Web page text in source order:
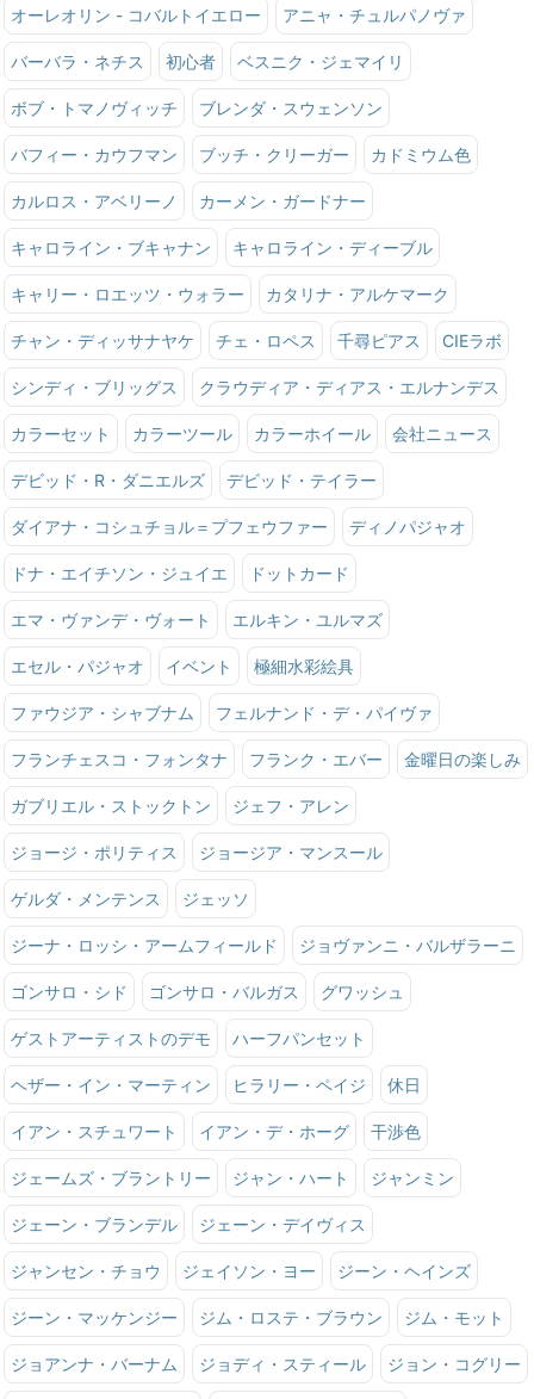
オーレオリン - コバルトイエロー アニャ・チュルパノヴァ
バーバラ・ネチス 初心者 ベスニク・ジェマイリ
ボブ・トマノヴィッチ ブレンダ・スウェンソン
バフィー・カウフマン ブッチ・クリーガー カドミウム色
カルロス・アベリーノ カーメン・ガードナー
キャロライン・ブキャナン キャロライン・ディーブル
キャリー・ロエッツ・ウォラー カタリナ・アルケマーク
チャン・ディッサナヤケ チェ・ロペス 千尋ピアス CIEラボ
シンディ・ブリッグス クラウディア・ディアス・エルナンデス
カラーセット カラーツール カラーホイール 会社ニュース
デビッド・R・ダニエルズ デビッド・テイラー
ダイアナ・コシュチョル＝プフェウファー ディノパジャオ
ドナ・エイチソン・ジュイエ ドットカード
エマ・ヴァンデ・ヴォート エルキン・ユルマズ
エセル・パジャオ イベント 極細水彩絵具
ファウジア・シャブナム フェルナンド・デ・パイヴァ
フランチェスコ・フォンタナ フランク・エバー 金曜日の楽しみ
ガブリエル・ストックトン ジェフ・アレン
ジョージ・ポリティス ジョージア・マンスール
ゲルダ・メンテンス ジェッソ
ジーナ・ロッシ・アームフィールド ジョヴァンニ・バルザラーニ
ゴンサロ・シド ゴンサロ・バルガス グワッシュ
ゲストアーティストのデモ ハーフパンセット
ヘザー・イン・マーティン ヒラリー・ペイジ 休日
イアン・スチュワート イアン・デ・ホーグ 干渉色
ジェームズ・ブラントリー ジャン・ハート ジャンミン
ジェーン・ブランデル ジェーン・デイヴィス
ジャンセン・チョウ ジェイソン・ヨー ジーン・ヘインズ
ジーン・マッケンジー ジム・ロステ・ブラウン ジム・モット
ジョアンナ・バーナム ジョディ・スティール ジョン・コグリー